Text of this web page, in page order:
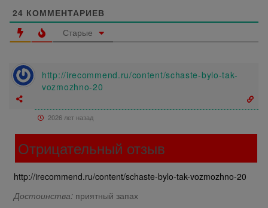
24 КОММЕНТАРИЕВ
Старые
http://irecommend.ru/content/schaste-bylo-tak-
vozmozhno-20
2026 лет назад
Отрицательный отзыв
http://irecommend.ru/content/schaste-bylo-tak-vozmozhno-20
Достоинства: приятный запах